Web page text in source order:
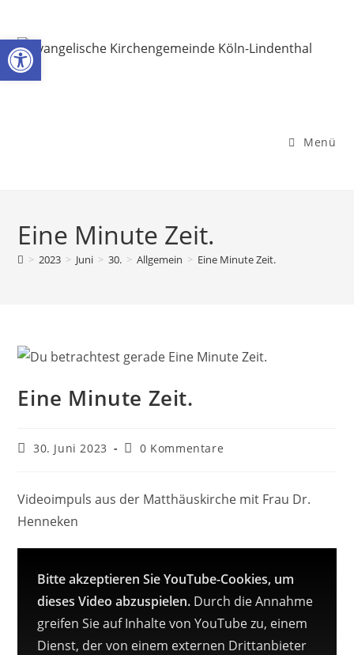
springen
Menü
Eine Minute Zeit.
> 2023 > Juni > 30. > Allgemein > Eine Minute Zeit.
Eine Minute Zeit.
Beitrag
30. Juni 2023
Beitrags-
0 Kommentare
Videoimpuls aus der Matthäuskirche mit Frau Dr.
Henneken
Bitte akzeptieren Sie YouTube-Cookies, um
dieses Video abzuspielen. Durch die Annahme
greifen Sie auf Inhalte von YouTube zu, einem
Dienst, der von einem externen Drittanbieter
Werkzeugleiste öffnen